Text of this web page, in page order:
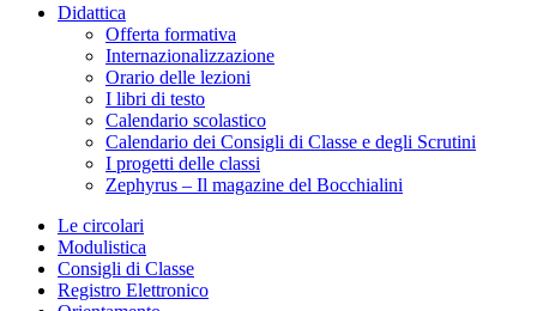
Didattica
Offerta formativa
Internazionalizzazione
Orario delle lezioni
I libri di testo
Calendario scolastico
Calendario dei Consigli di Classe e degli Scrutini
I progetti delle classi
Zephyrus – Il magazine del Bocchialini
Le circolari
Modulistica
Consigli di Classe
Registro Elettronico